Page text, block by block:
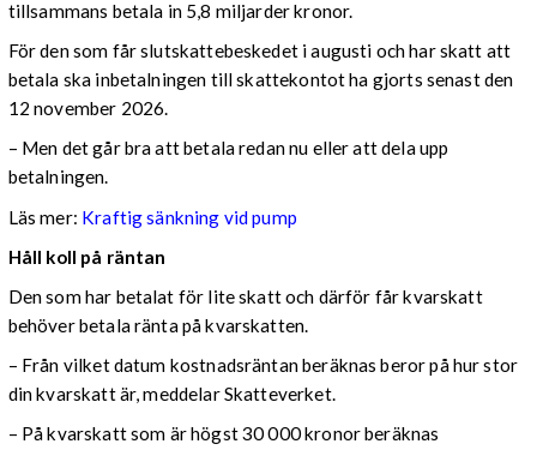
tillsammans betala in 5,8 miljarder kronor.
För den som får slutskattebeskedet i augusti och har skatt att
betala ska inbetalningen till skattekontot ha gjorts senast den
12 november 2026.
– Men det går bra att betala redan nu eller att dela upp
betalningen.
Läs mer: Kraftig sänkning vid pump
Håll koll på räntan
Den som har betalat för lite skatt och därför får kvarskatt
behöver betala ränta på kvarskatten.
– Från vilket datum kostnadsräntan beräknas beror på hur stor
din kvarskatt är, meddelar Skatteverket.
– På kvarskatt som är högst 30 000 kronor beräknas